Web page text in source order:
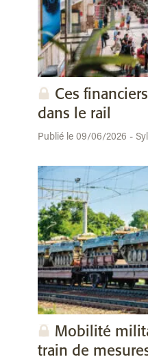
Ces
dans le rail
Publié le 09/06/2026 -
Mobilité
train de